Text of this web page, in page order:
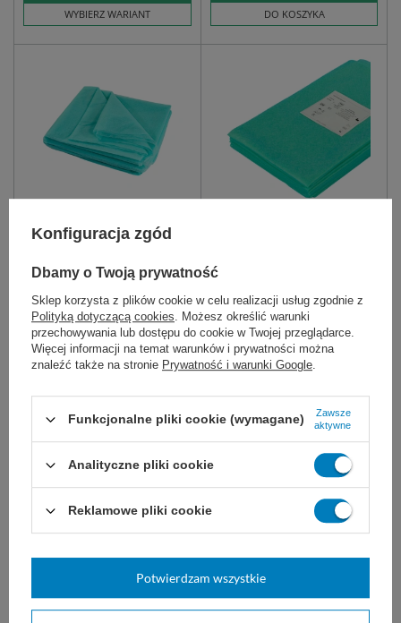
WYBIERZ WARIANT
DO KOSZYKA
Prześcieradło z flizeliny 1 x
uż. ZIELONE - Intergos
Jednorazowe wytrzymałe
nakrycie ochronne na kozetki,
fotele i stoły w szpitalach,
przychodniach lekarskich i
salonach kosmetycznych.
210 x 130 cm
210 x 160 cm
Dostępny
WYBIERZ WARIANT
15,00 zł
Podkład medyczny jednorazowy,
niejałowy. Do stosowana na
materace, kozetki i inne
wyposażenie służby zdrowia.
Dostępny
WYBIERZ WARIANT
27,00 zł
Konfiguracja zgód
Dbamy o Twoją prywatność
Sklep korzysta z plików cookie w celu realizacji usług zgodnie z
Polityką dotyczącą cookies. Możesz określić warunki
przechowywania lub dostępu do cookie w Twojej przeglądarce.
Więcej informacji na temat warunków i prywatności można
znaleźć także na stronie Prywatność i warunki Google.
Funkcjonalne pliki cookie (wymagane)
Zawsze
aktywne
Analityczne pliki cookie
Reklamowe pliki cookie
Potwierdzam wszystkie